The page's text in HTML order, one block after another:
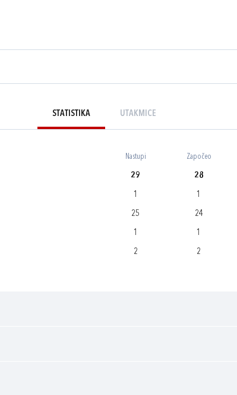
STATISTIKA UTAKMICE
Nastupi Započeo
29 28
1 1
25 24
1 1
2 2